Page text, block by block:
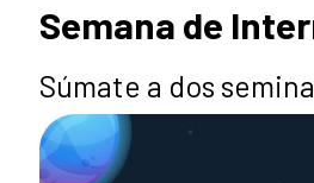
Semana de
Súmate a dos